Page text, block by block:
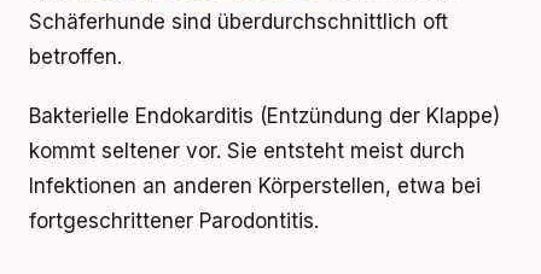
Schäferhunde sind überdurchschnittlich oft
betroffen.
Bakterielle Endokarditis (Entzündung der Klappe)
kommt seltener vor. Sie entsteht meist durch
Infektionen an anderen Körperstellen, etwa bei
fortgeschrittener Parodontitis.